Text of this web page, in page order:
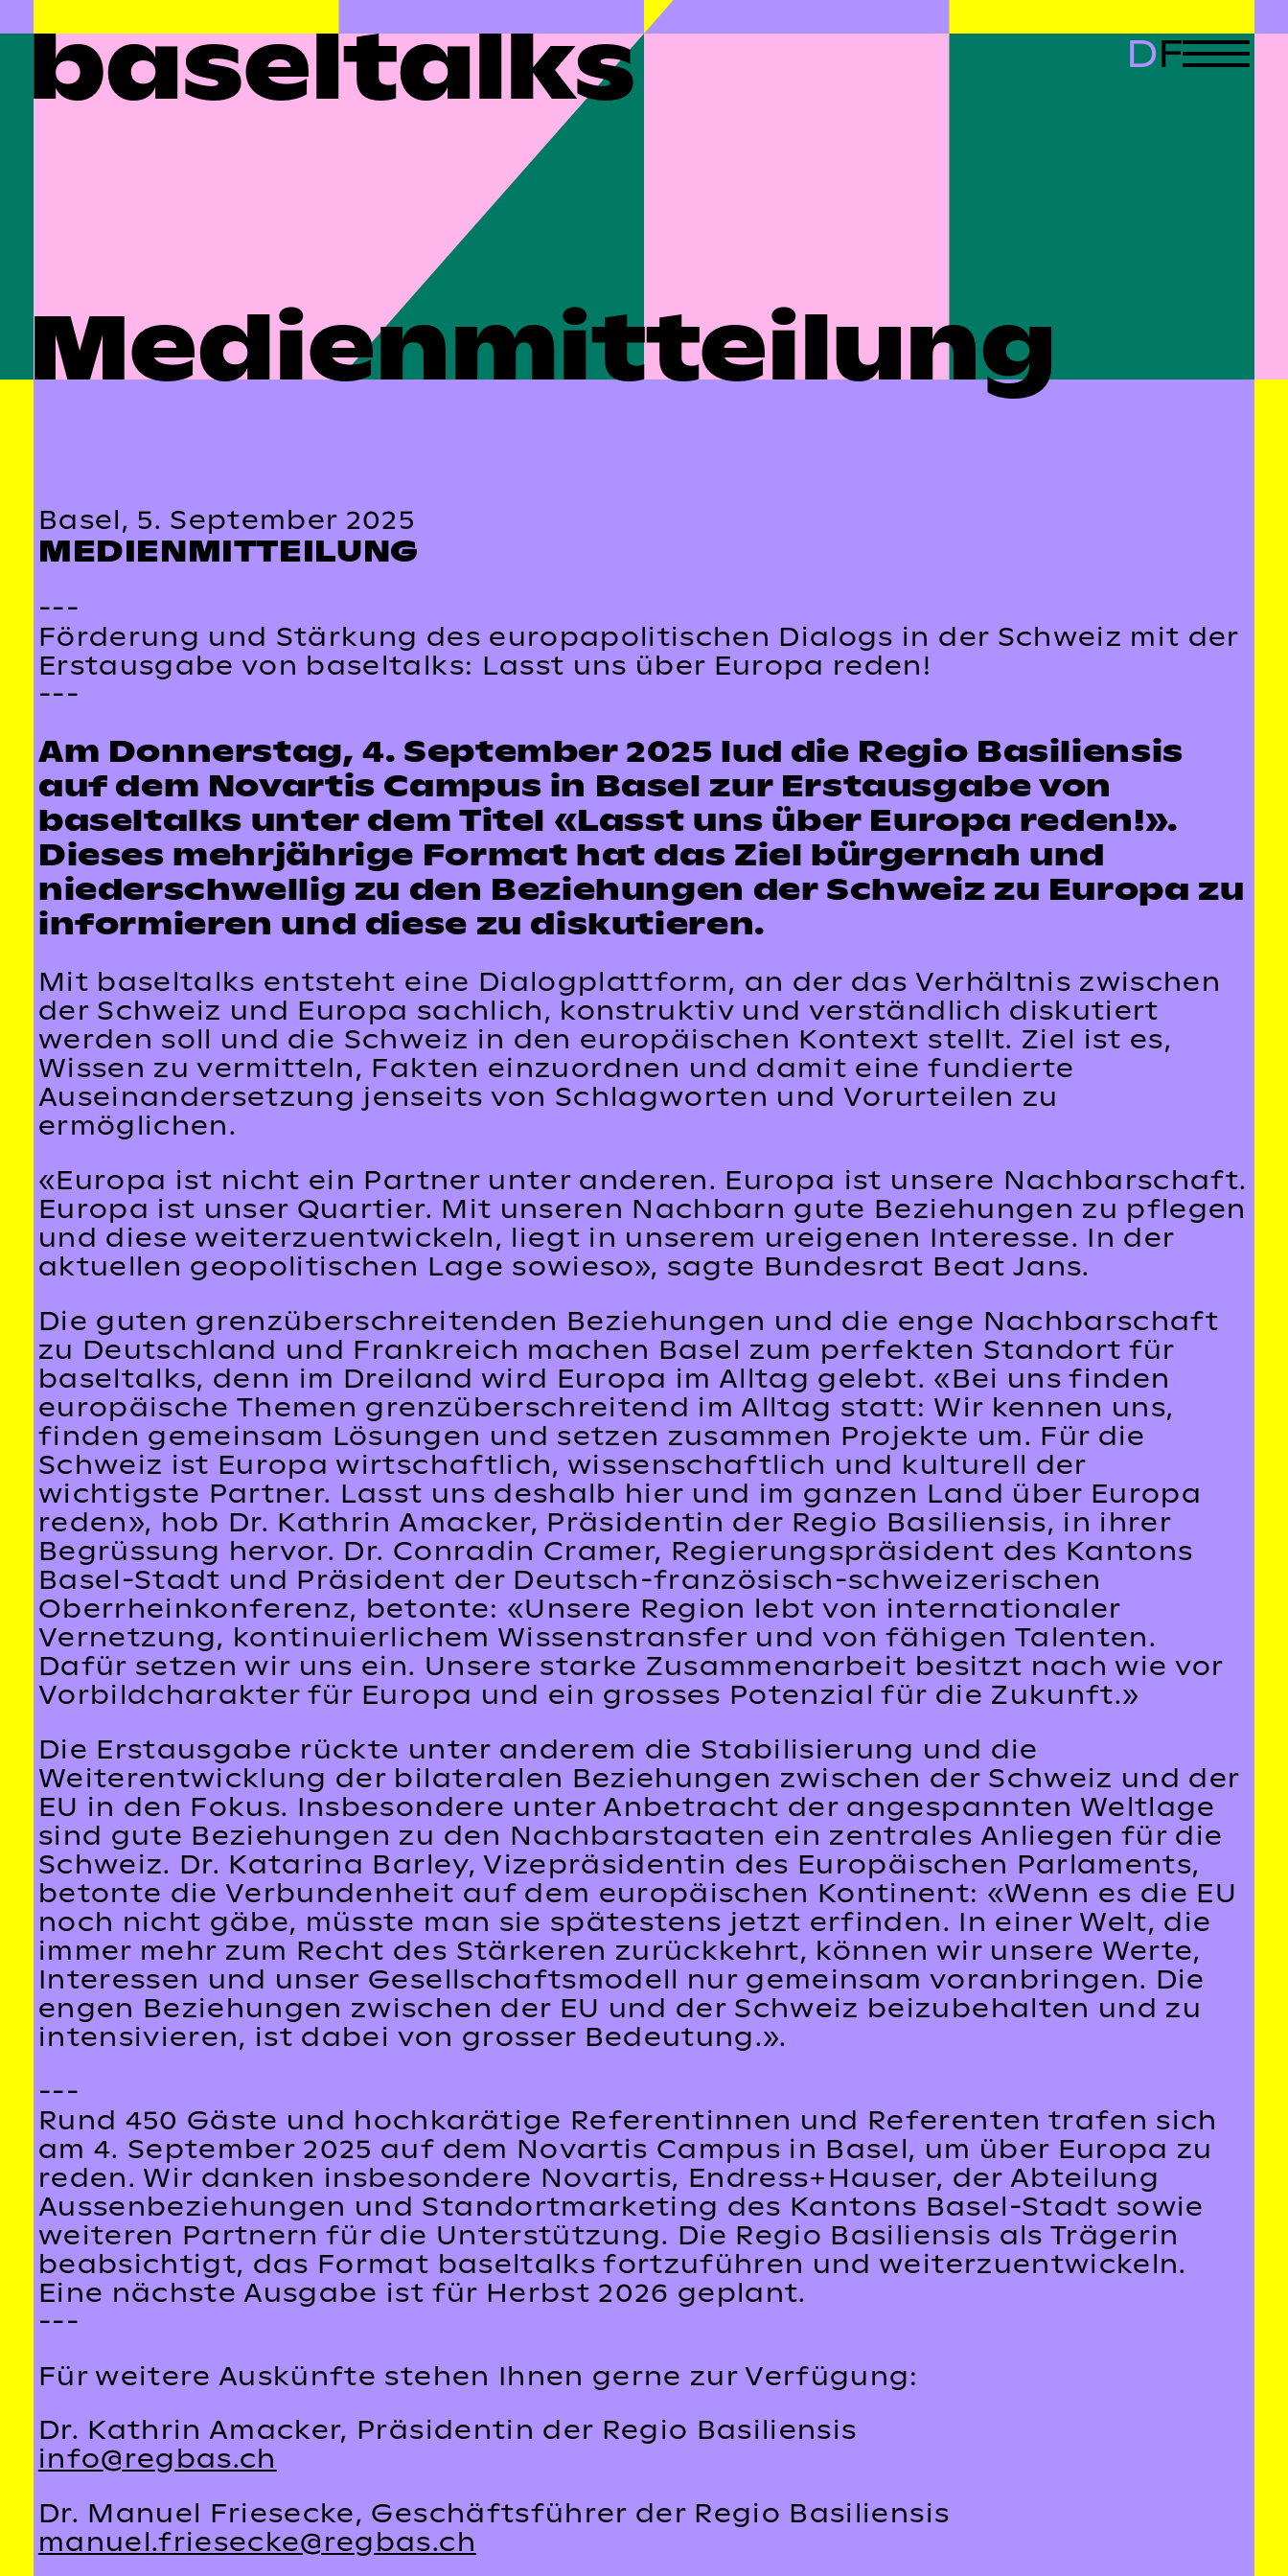
baseltalks DF
Medienmitteilung
Basel, 5. September 2025
MEDIENMITTEILUNG
---
Förderung und Stärkung des europapolitischen Dialogs in der Schweiz mit der
Erstausgabe von baseltalks: Lasst uns über Europa reden!
---
Am Donnerstag, 4. September 2025 lud die Regio Basiliensis
auf dem Novartis Campus in Basel zur Erstausgabe von
baseltalks unter dem Titel «Lasst uns über Europa reden!».
Dieses mehrjährige Format hat das Ziel bürgernah und
niederschwellig zu den Beziehungen der Schweiz zu Europa zu
informieren und diese zu diskutieren.
Mit baseltalks entsteht eine Dialogplattform, an der das Verhältnis zwischen
der Schweiz und Europa sachlich, konstruktiv und verständlich diskutiert
werden soll und die Schweiz in den europäischen Kontext stellt. Ziel ist es,
Wissen zu vermitteln, Fakten einzuordnen und damit eine fundierte
Auseinandersetzung jenseits von Schlagworten und Vorurteilen zu
ermöglichen.
«Europa ist nicht ein Partner unter anderen. Europa ist unsere Nachbarschaft.
Europa ist unser Quartier. Mit unseren Nachbarn gute Beziehungen zu pflegen
und diese weiterzuentwickeln, liegt in unserem ureigenen Interesse. In der
aktuellen geopolitischen Lage sowieso», sagte Bundesrat Beat Jans.
Die guten grenzüberschreitenden Beziehungen und die enge Nachbarschaft
zu Deutschland und Frankreich machen Basel zum perfekten Standort für
baseltalks, denn im Dreiland wird Europa im Alltag gelebt. «Bei uns finden
europäische Themen grenzüberschreitend im Alltag statt: Wir kennen uns,
finden gemeinsam Lösungen und setzen zusammen Projekte um. Für die
Schweiz ist Europa wirtschaftlich, wissenschaftlich und kulturell der
wichtigste Partner. Lasst uns deshalb hier und im ganzen Land über Europa
reden», hob Dr. Kathrin Amacker, Präsidentin der Regio Basiliensis, in ihrer
Begrüssung hervor. Dr. Conradin Cramer, Regierungspräsident des Kantons
Basel-Stadt und Präsident der Deutsch-französisch-schweizerischen
Oberrheinkonferenz, betonte: «Unsere Region lebt von internationaler
Vernetzung, kontinuierlichem Wissenstransfer und von fähigen Talenten.
Dafür setzen wir uns ein. Unsere starke Zusammenarbeit besitzt nach wie vor
Vorbildcharakter für Europa und ein grosses Potenzial für die Zukunft.»
Die Erstausgabe rückte unter anderem die Stabilisierung und die
Weiterentwicklung der bilateralen Beziehungen zwischen der Schweiz und der
EU in den Fokus. Insbesondere unter Anbetracht der angespannten Weltlage
sind gute Beziehungen zu den Nachbarstaaten ein zentrales Anliegen für die
Schweiz. Dr. Katarina Barley, Vizepräsidentin des Europäischen Parlaments,
betonte die Verbundenheit auf dem europäischen Kontinent: «Wenn es die EU
noch nicht gäbe, müsste man sie spätestens jetzt erfinden. In einer Welt, die
immer mehr zum Recht des Stärkeren zurückkehrt, können wir unsere Werte,
Interessen und unser Gesellschaftsmodell nur gemeinsam voranbringen. Die
engen Beziehungen zwischen der EU und der Schweiz beizubehalten und zu
intensivieren, ist dabei von grosser Bedeutung.».
---
Rund 450 Gäste und hochkarätige Referentinnen und Referenten trafen sich
am 4. September 2025 auf dem Novartis Campus in Basel, um über Europa zu
reden. Wir danken insbesondere Novartis, Endress+Hauser, der Abteilung
Aussenbeziehungen und Standortmarketing des Kantons Basel-Stadt sowie
weiteren Partnern für die Unterstützung. Die Regio Basiliensis als Trägerin
beabsichtigt, das Format baseltalks fortzuführen und weiterzuentwickeln.
Eine nächste Ausgabe ist für Herbst 2026 geplant.
---
Für weitere Auskünfte stehen Ihnen gerne zur Verfügung:
Dr. Kathrin Amacker, Präsidentin der Regio Basiliensis
info@regbas.ch
Dr. Manuel Friesecke, Geschäftsführer der Regio Basiliensis
manuel.friesecke@regbas.ch